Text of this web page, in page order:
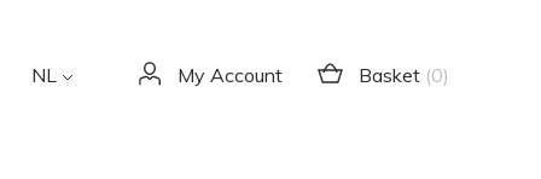
NL My Account Basket (0)